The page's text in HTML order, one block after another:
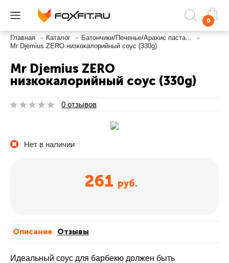
0
Главная » Каталог » Батончики/Печенье/Арахис паста...
»
Mr Djemius ZERO низкокалорийный соус (330g)
Mr Djemius ZERO
низкокалорийный соус (330g)
0 отзывов
Нет в наличии
261 руб.
Описание Отзывы
Идеальный соус для барбекю должен быть